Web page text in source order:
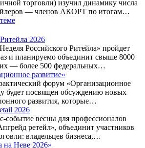
торговли) изучил динамику числа
— членов АКОРТ по итогам…
2026
Российского Ритейла» пройдет
и планируемо объединит свыше 8000
— более 500 федеральных…
развитие»
форум «Организационное
будет посвящен обсуждению новых
развития, которые…
2026
событие весны для профессионалов
ретейл», объединит участников
владельцев бизнеса,…
Неве 2026»